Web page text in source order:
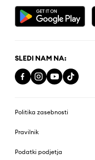
SLEDI NAM NA:
Politika zasebnosti
Pravilnik
Podatki podjetja